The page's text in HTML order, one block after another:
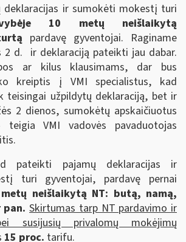
deklaracijas ir sumokėti mokestį turi
10 metų neišlaikytą
pardavę gyventojai. Raginame
2 d. ir deklaraciją pateikti jau dabar.
ar kilus klausimams, dar bus
kreiptis į VMI specialistus, kad
teisingai užpildytų deklaraciją, bet ir
2 dienos, sumokėtų apskaičiuotus
teigia VMI vadovės pavaduotojas
pateikti pajamų deklaracijas ir
turi gyventojai, pardavę pernai
neišlaikytą NT: butą, namą,
pan. Skirtumas tarp NT pardavimo ir
susijusių privalomų mokėjimų
15 proc. tarifu.